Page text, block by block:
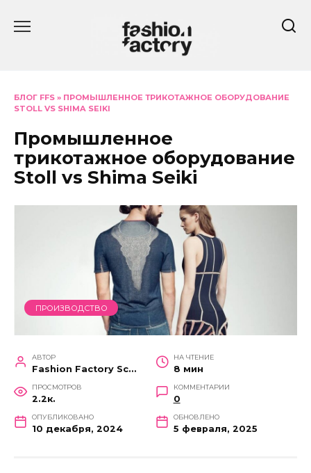
БЛОГ FFS » ПРОМЫШЛЕННОЕ ТРИКОТАЖНОЕ ОБОРУДОВАНИЕ
STOLL VS SHIMA SEIKI
Промышленное
трикотажное оборудование
Stoll vs Shima Seiki
ПРОИЗВОДСТВО
АВТОР
Fashion Factory School
НА ЧТЕНИЕ
8 мин
ПРОСМОТРОВ
2.2к.
КОММЕНТАРИИ
0
ОПУБЛИКОВАНО
10 декабря, 2024
ОБНОВЛЕНО
5 февраля, 2025